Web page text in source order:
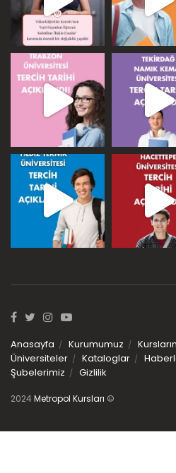
Anasayfa Kurumumuz
Üniversiteler
Kataloglar
Şubelerimiz
Gizlilik
2024 Metropol Kursları ©